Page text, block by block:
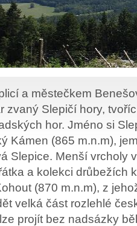
a městečkem
zvaný Slepičí hory,
hor. Jméno si
Kámen (865 m.n.m),
Slepice. Menší vrcholy
a kolekci drůbežích
(870 m.n.m), z
velká část rozlehlé
projít bez nadsázky